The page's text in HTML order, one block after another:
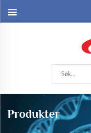
Produkter